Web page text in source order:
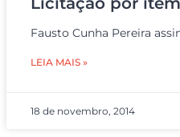
Fausto Cunha Pereira
LEIA MAIS »
18 de novembro, 2014